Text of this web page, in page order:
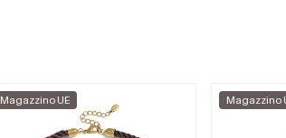
Magazzino UE Magazzino